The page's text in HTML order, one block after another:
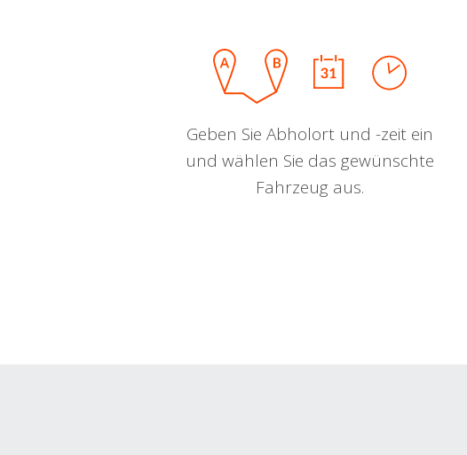
Geben Sie Abholort und -zeit ein
und wählen Sie das gewünschte
Fahrzeug aus.